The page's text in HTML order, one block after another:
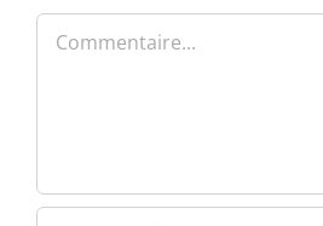
Commentaire